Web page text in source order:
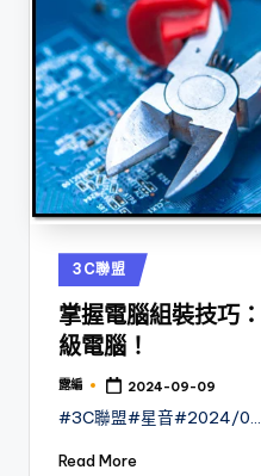
Posted
in
3C聯盟
掌握電腦組裝技巧
級電腦！
Posted
露編 2024-09-09
#3C聯盟#星音#2024/0…
Read More